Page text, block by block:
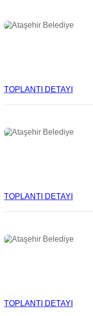
TOPLANTI DETAYI
TOPLANTI DETAYI
TOPLANTI DETAYI